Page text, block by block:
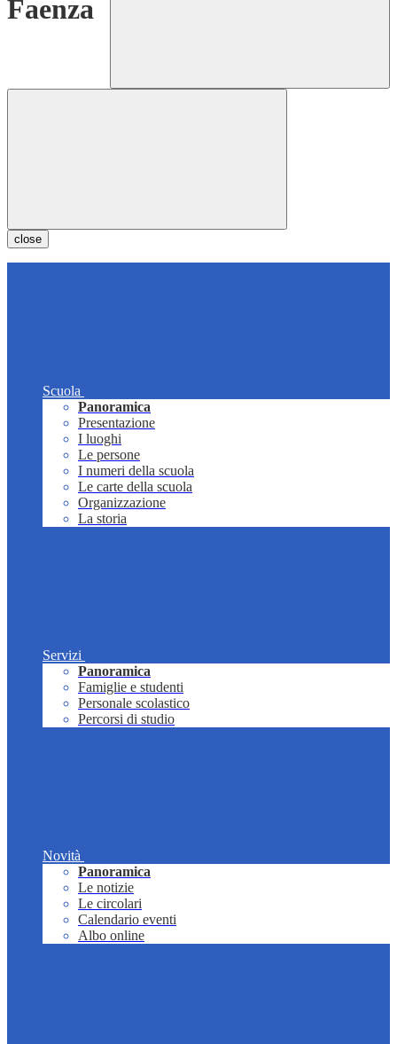
close
Scuola
Panoramica
Presentazione
I luoghi
Le persone
I numeri della scuola
Le carte della scuola
Organizzazione
La storia
Servizi
Panoramica
Famiglie e studenti
Personale scolastico
Percorsi di studio
Novità
Panoramica
Le notizie
Le circolari
Calendario eventi
Albo online